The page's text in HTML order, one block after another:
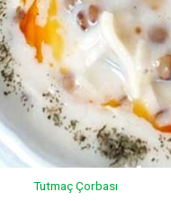
Tutmaç Çorbası